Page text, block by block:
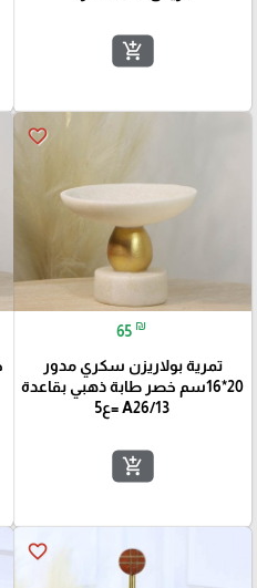
add_shopping_cart
favorite_border
65 ₪
تمرية بولاريزن سكري مدور
20*16سم خصر طابة ذهبي بقاعدة
A26/13 =ع5
add_shopping_cart
favorite_border